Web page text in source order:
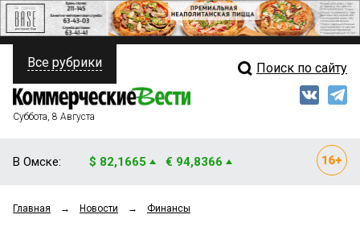
ПОЛИТИКА
ФИНАНСЫ
ОБЩЕСТВО
Свежий выпуск
Все рубрики Поиск по сайту
Суббота, 8 Августа
В Омске: $ 82,1665 € 94,8366
Главная → Новости → Финансы